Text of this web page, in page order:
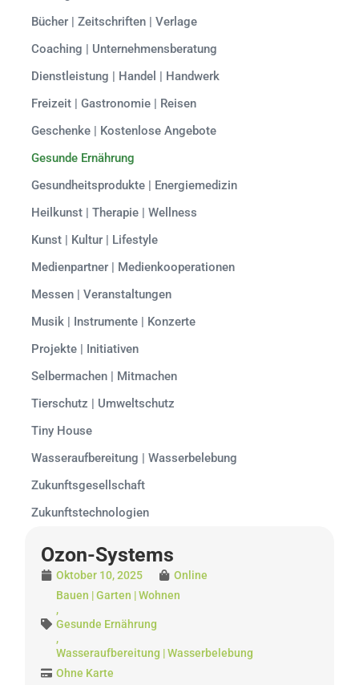
Bücher | Zeitschriften | Verlage
Coaching | Unternehmensberatung
Dienstleistung | Handel | Handwerk
Freizeit | Gastronomie | Reisen
Geschenke | Kostenlose Angebote
Gesunde Ernährung
Gesundheitsprodukte | Energiemedizin
Heilkunst | Therapie | Wellness
Kunst | Kultur | Lifestyle
Medienpartner | Medienkooperationen
Messen | Veranstaltungen
Musik | Instrumente | Konzerte
Projekte | Initiativen
Selbermachen | Mitmachen
Tierschutz | Umweltschutz
Tiny House
Wasseraufbereitung | Wasserbelebung
Zukunftsgesellschaft
Zukunftstechnologien
Ozon-Systems
Oktober 10, 2025
Online
Bauen | Garten | Wohnen
,
Gesunde Ernährung
,
Wasseraufbereitung | Wasserbelebung
Ohne Karte